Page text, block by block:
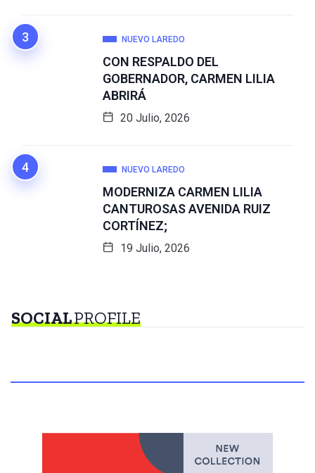
NUEVO LAREDO
CON RESPALDO DEL
GOBERNADOR, CARMEN LILIA
ABRIRÁ
20 Julio, 2026
NUEVO LAREDO
MODERNIZA CARMEN LILIA
CANTUROSAS AVENIDA RUIZ
CORTÍNEZ;
19 Julio, 2026
SOCIALPROFILE